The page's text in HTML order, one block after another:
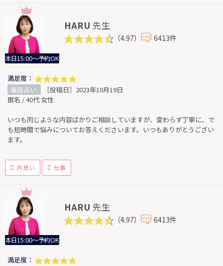
本日15:00～予約OK
HARU 先生
（4.97） 6413件
満足度：
電話占い
［投稿日］2023年10月19日
匿名 / 40代 女性
いつも同じような内容ばかりご相談していますが、変わらず丁寧に、で
も短時間で悩みについてお答えくださいます。いつもありがとうござい
ます。
片思い 仕事
本日15:00～予約OK
HARU 先生
（4.97） 6413件
満足度：